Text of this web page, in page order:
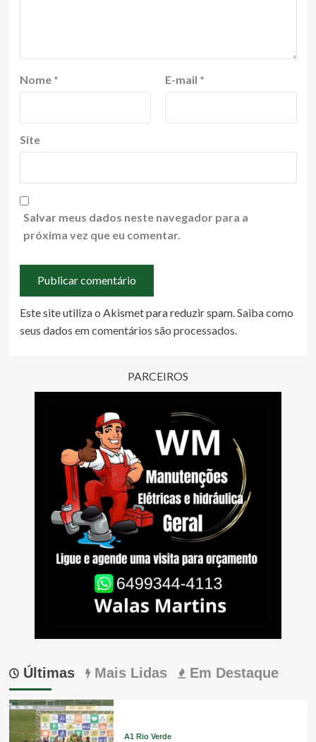
Nome * E-mail *
Site
Salvar meus dados neste navegador para a
próxima vez que eu comentar.
Este site utiliza o Akismet para reduzir spam. Saiba como
seus dados em comentários são processados
PARCEIROS
Últimas Mais Lidas Em Destaque
A1 Rio Verde